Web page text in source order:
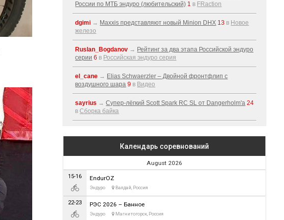
России по МТБ эндуро (любительский) 1 в FRaction
dgimi → Maxxis представляют новый Minion DHX 13 в Новое
железо
Ruslan_Bogdanov → Рейтинг за два этапа Российской эндуро
серии 6 в Российская эндуро серия
el_cane → Elias Schwaerzler – Двойной фронтфлип с
воздушного шара 9 в Видео
sayrius →Супер-лёгкий Scott Spark RC SL от Dangerholm'a 24
вСборка байка